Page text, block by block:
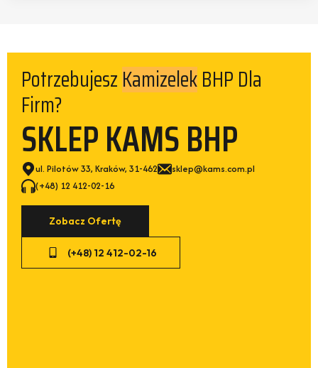
PotrzebujeszKamizelekBHP Dla
Firm?
SKLEP KAMS BHP
ul. Pilotów 33, Kraków, 31-462
sklep@kams.com.pl
(+48) 12 412-02-16
Zobacz Ofertę
(+48) 12 412-02-16